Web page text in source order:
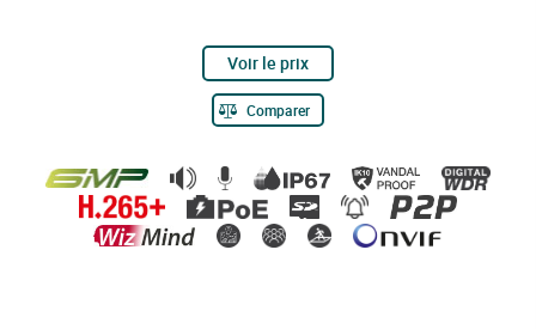
Voir le prix
Comparer